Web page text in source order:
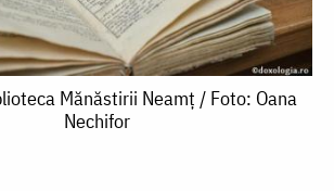
Mănăstirii Neamț / Foto: Oana
Nechifor